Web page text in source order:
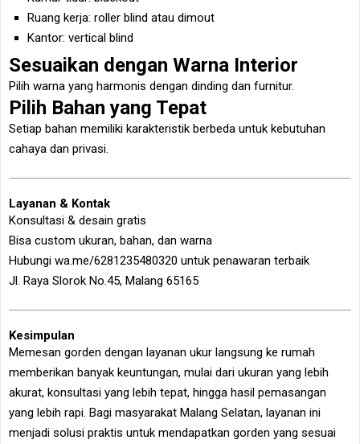
Ruang kerja: roller blind atau dimout
Kantor: vertical blind
Sesuaikan dengan Warna Interior
Pilih warna yang harmonis dengan dinding dan furnitur.
Pilih Bahan yang Tepat
Setiap bahan memiliki karakteristik berbeda untuk kebutuhan
cahaya dan privasi.
Layanan & Kontak
Konsultasi & desain gratis
Bisa custom ukuran, bahan, dan warna
Hubungi wa.me/6281235480320 untuk penawaran terbaik
Jl. Raya Slorok No.45, Malang 65165
Kesimpulan
Memesan gorden dengan layanan ukur langsung ke rumah
memberikan banyak keuntungan, mulai dari ukuran yang lebih
akurat, konsultasi yang lebih tepat, hingga hasil pemasangan
yang lebih rapi. Bagi masyarakat Malang Selatan, layanan ini
menjadi solusi praktis untuk mendapatkan gorden yang sesuai